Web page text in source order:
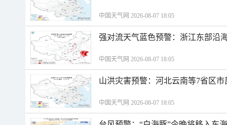
中国天气网 2026-08-07 18:05
强对流天气蓝色预警：浙江东部沿
中国天气网 2026-08-07 18:05
山洪灾害预警：河北云南等7省区
中国天气网 2026-08-07 18:05